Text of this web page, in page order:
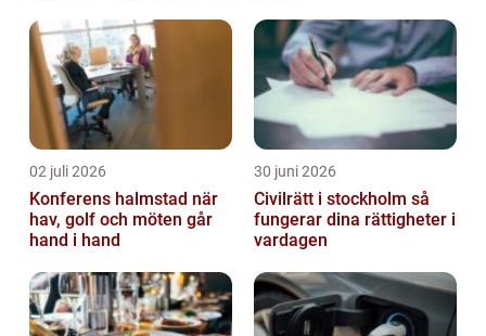
02 juli 2026
Konferens halmstad när
hav, golf och möten går
hand i hand
30 juni 2026
Civilrätt i stockholm så
fungerar dina rättigheter i
vardagen